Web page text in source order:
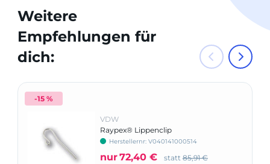
Weitere
Empfehlungen für
dich:
-15 %
VDW
Raypex® Lippenclip
Herstellernr: V040141000514
nur72,40 € statt 85,91 €